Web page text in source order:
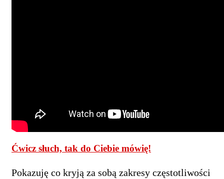
Ćwicz słuch, tak do Ciebie mówię!
Pokazuję co kryją za sobą zakresy częstotliwości